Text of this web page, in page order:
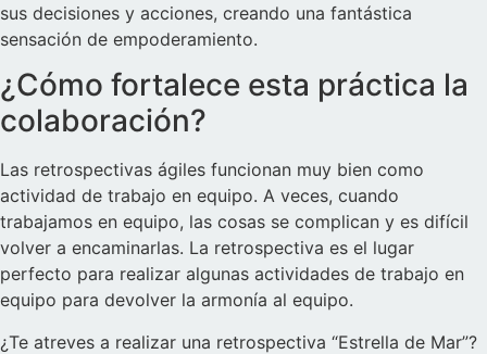
sus decisiones y acciones, creando una fantástica
sensación de empoderamiento.
¿Cómo fortalece esta práctica la
colaboración?
Las retrospectivas ágiles funcionan muy bien como
actividad de trabajo en equipo. A veces, cuando
trabajamos en equipo, las cosas se complican y es difícil
volver a encaminarlas. La retrospectiva es el lugar
perfecto para realizar algunas actividades de trabajo en
equipo para devolver la armonía al equipo.
¿Te atreves a realizar una retrospectiva “Estrella de Mar”?